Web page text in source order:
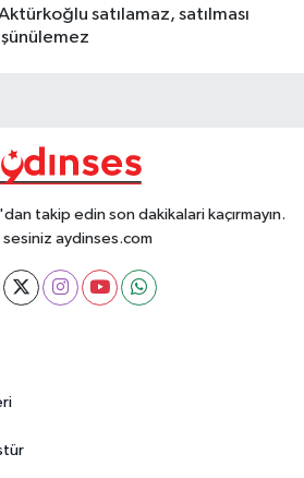
satılamaz, satılması
takip edin son dakikalari kaçırmayın.
sesiniz aydinses.com